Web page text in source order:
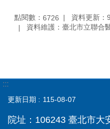
點閱數： 6726
資料更新：
資料維護：臺北市立聯合
:::
更新日期 115-08-07
院址：106243 臺北市大